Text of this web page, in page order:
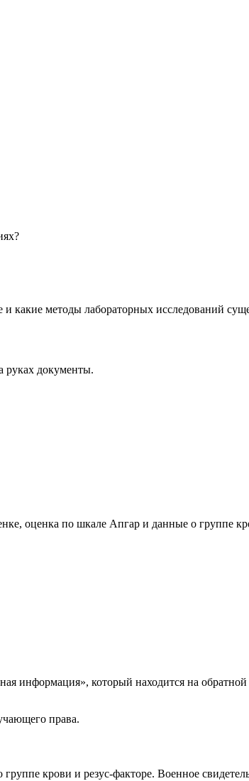
какие методы лабораторных исследований
руках документы.
оценка по шкале Апгар и данные о группе
информация», который находится на
права.
крови и резус-факторе. Военное